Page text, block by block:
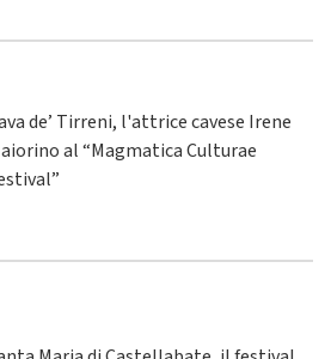
de’ Tirreni, l'attrice cavese Irene
al “Magmatica Culturae